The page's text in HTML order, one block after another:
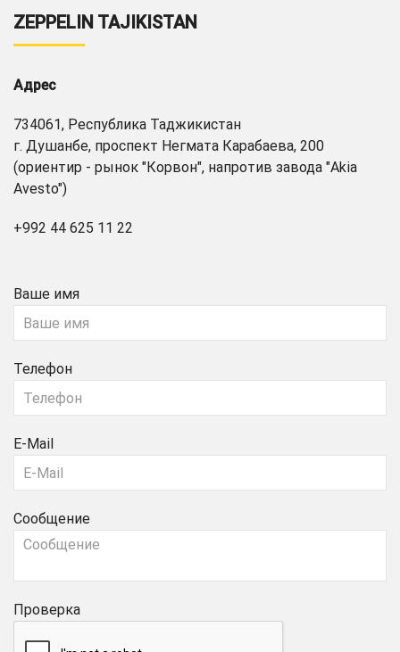
ZEPPELIN TAJIKISTAN
Адрес
734061, Республика Таджикистан
г. Душанбе, проспект Негмата Карабаева, 200
(ориентир - рынок "Корвон", напротив завода "Akia
Avesto")
+992 44 625 11 22
Ваше имя
Телефон
E-Mail
Сообщение
Проверка